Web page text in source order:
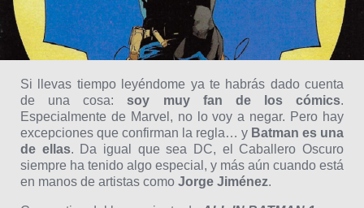
Si llevas tiempo leyéndome ya te habrás dado cuenta
de una cosa:soy muy fan de los cómics.
Especialmente de Marvel, no lo voy a negar. Pero hay
excepciones que confirman la regla… y Batman es una
de ellas. Da igual que sea DC, el Caballero Oscuro
siempre ha tenido algo especial, y más aún cuando está
en manos de artistas como Jorge Jiménez.